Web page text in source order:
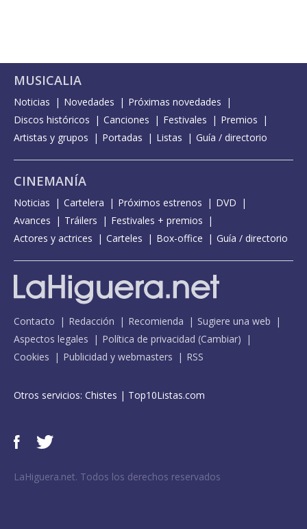
MUSICALIA
Noticias Novedades
Próximas novedades
Discos históricos
Canciones Festivales
Premios
Artistas y grupos
Portadas Listas Guía / directorio
CINEMANÍA
Noticias Cartelera Próximos estrenos
DVD
Avances
Tráilers
Festivales + premios
Actores y actrices
Carteles Box-office Guía / directorio
Contacto Redacción Recomienda
Sugiere una web
Aspectos legales
Política de privacidad (Cambiar)
Cookies
Publicidad y webmasters RSS
Otros servicios: Chistes | Top10Listas.com
LaHiguera.net. Todos los derechos reservados